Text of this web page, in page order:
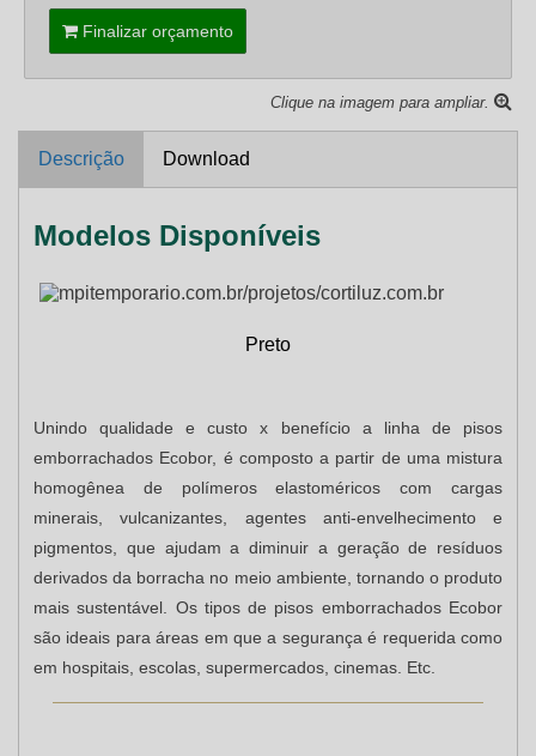
Finalizar orçamento
Clique na imagem para ampliar.
Descrição Download
Modelos Disponíveis
Preto
Unindo qualidade e custo x benefício a linha de pisos
emborrachados Ecobor, é composto a partir de uma mistura
homogênea de polímeros elastoméricos com cargas
minerais, vulcanizantes, agentes anti-envelhecimento e
pigmentos, que ajudam a diminuir a geração de resíduos
derivados da borracha no meio ambiente, tornando o produto
mais sustentável. Os tipos de pisos emborrachados Ecobor
são ideais para áreas em que a segurança é requerida como
em hospitais, escolas, supermercados, cinemas. Etc.